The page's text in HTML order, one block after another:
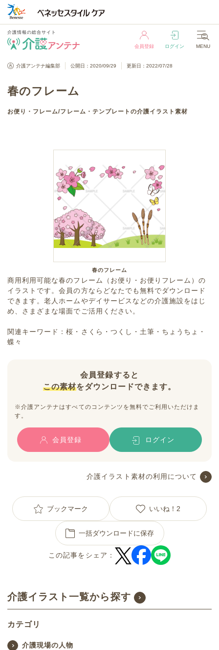
介護情報の総合サイト
会員登録 ログイン MENU
介護情報の総合サイト
介護アンテナ編集部 公開日：2020/09/29 更新日：2022/07/28
春のフレーム
お便り・フレーム/フレーム・テンプレートの介護イラスト素材
春のフレーム
商用利用可能な春のフレーム（お便り・お便りフレーム）の
イラストです。会員の方ならどなたでも無料でダウンロード
できます。老人ホームやデイサービスなどの介護施設をはじ
め、さまざまな場面でご活用ください。
関連キーワード：桜・さくら・つくし・土筆・ちょうちょ・
蝶々
会員登録すると
この素材をダウンロードできます。
※介護アンテナはすべてのコンテンツを無料でご利用いただけま
す。
会員登録 ログイン
介護イラスト素材の利用について
ブックマーク いいね！ 2
一括ダウンロードに保存
この記事をシェア：
介護イラスト一覧から探す
カテゴリ
介護現場の人物